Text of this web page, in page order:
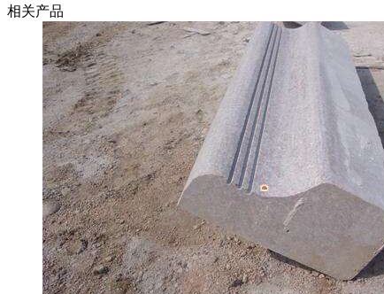
相关产品